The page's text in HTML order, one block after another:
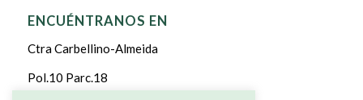
ENCUÉNTRANOS EN
Ctra Carbellino-Almeida
Pol.10 Parc.18